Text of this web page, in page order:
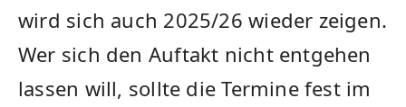
wird sich auch 2025/26 wieder zeigen.
Wer sich den Auftakt nicht entgehen
lassen will, sollte die Termine fest im